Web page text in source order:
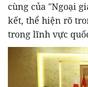
cùng của "Ngoại
kết, thể hiện rõ
trong lĩnh vực